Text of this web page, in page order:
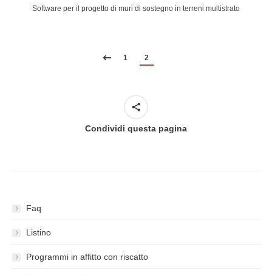
Software per il progetto di muri di sostegno in terreni multistrato
1 2
Condividi questa pagina
Faq
Listino
Programmi in affitto con riscatto